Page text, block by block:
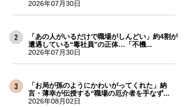
2026年07月30日
「あの人がいるだけで職場がしんどい」約4割が
遭遇している“毒社員”の正体…「不機...
2026年07月30日
「お局が孫のようにかわいがってくれた」納
言・薄幸が伝授する“職場の厄介者を手なず...
2026年08月02日